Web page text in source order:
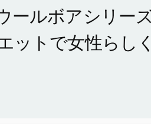
ールボアシリ
ットで女性らし